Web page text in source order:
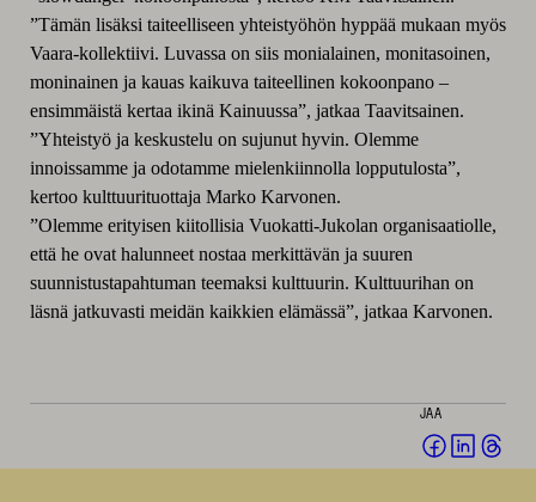
”Tämän lisäksi taiteelliseen yhteistyöhön hyppää mukaan myös
Vaara-kollektiivi. Luvassa on siis monialainen, monitasoinen,
moninainen ja kauas kaikuva taiteellinen kokoonpano –
ensimmäistä kertaa ikinä Kainuussa”, jatkaa Taavitsainen.
”Yhteistyö ja keskustelu on sujunut hyvin. Olemme
innoissamme ja odotamme mielenkiinnolla lopputulosta”,
kertoo kulttuurituottaja Marko Karvonen.
”Olemme erityisen kiitollisia Vuokatti-Jukolan organisaatiolle,
että he ovat halunneet nostaa merkittävän ja suuren
suunnistustapahtuman teemaksi kulttuurin. Kulttuurihan on
läsnä jatkuvasti meidän kaikkien elämässä”, jatkaa Karvonen.
JAA
Jaa Jaa